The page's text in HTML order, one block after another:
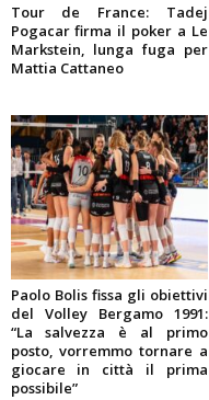
Tour de France: Tadej
Pogacar firma il poker a Le
Markstein, lunga fuga per
Mattia Cattaneo
Paolo Bolis fissa gli obiettivi
del Volley Bergamo 1991:
“La salvezza è al primo
posto, vorremmo tornare a
giocare in città il prima
possibile”